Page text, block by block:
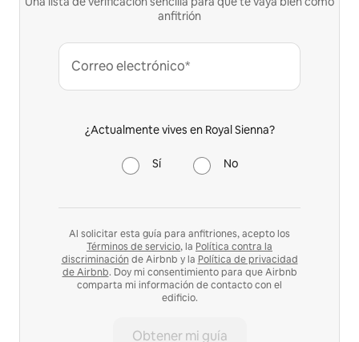
anfitrión
Correo electrónico*
¿Actualmente vives en Royal Sienna?
Sí No
Al solicitar esta guía para anfitriones, acepto los
Términos de servicio, la Política contra la
discriminación de Airbnb y la Política de privacidad
de Airbnb. Doy mi consentimiento para que Airbnb
comparta mi información de contacto con el
edificio.
Obtener mi guía